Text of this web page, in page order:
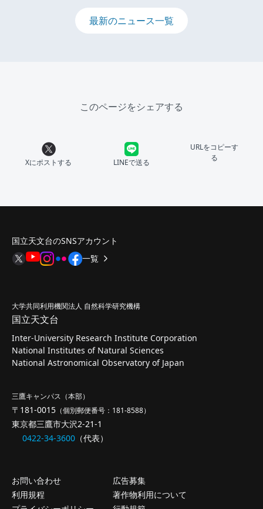
最新のニュース一覧
このページをシェアする
Xにポストする LINEで送る
URLをコピーす
る
国立天文台のSNSアカウント
一覧
大学共同利用機関法人 自然科学研究機構
国立天文台
Inter-University Research Institute Corporation
National Institutes of Natural Sciences
National Astronomical Observatory of Japan
三鷹キャンパス（本部）
〒181-0015 （個別郵便番号：181-8588）
東京都三鷹市大沢2-21-1
0422-34-3600 （代表）
お問い合わせ
広告募集
利用規程
著作物利用について